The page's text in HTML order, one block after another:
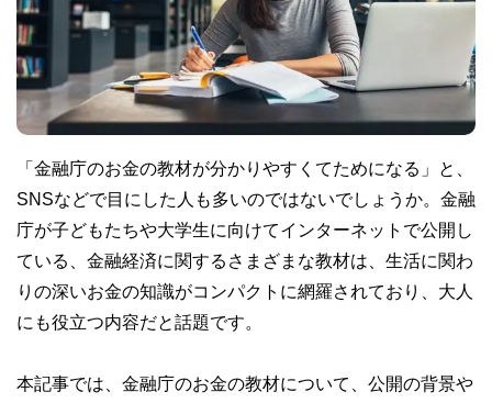
「金融庁のお金の教材が分かりやすくてためになる」と、
SNSなどで目にした人も多いのではないでしょうか。金融
庁が子どもたちや大学生に向けてインターネットで公開し
ている、金融経済に関するさまざまな教材は、生活に関わ
りの深いお金の知識がコンパクトに網羅されており、大人
にも役立つ内容だと話題です。
本記事では、金融庁のお金の教材について、公開の背景や